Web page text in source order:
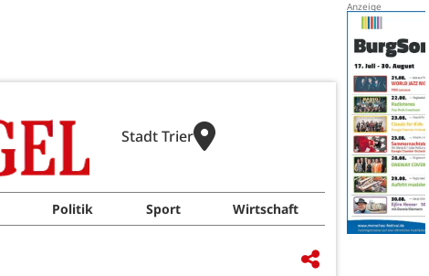
Stadt Trier
Politik Sport Wirtschaft